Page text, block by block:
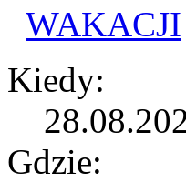
Kiedy:
Gdzie: